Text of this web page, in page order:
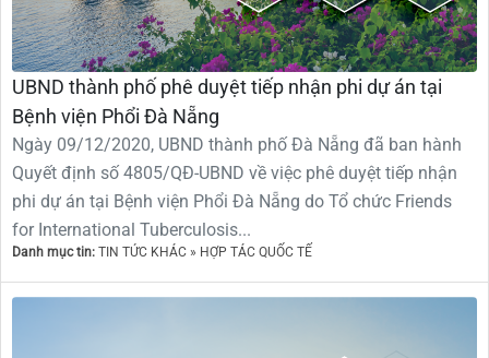
UBND thành phố phê duyệt tiếp nhận phi dự án tại
Bệnh viện Phổi Đà Nẵng
Ngày 09/12/2020, UBND thành phố Đà Nẵng đã ban hành
Quyết định số 4805/QĐ-UBND về việc phê duyệt tiếp nhận
phi dự án tại Bệnh viện Phổi Đà Nẵng do Tổ chức Friends
for International Tuberculosis...
Danh mục tin: TIN TỨC KHÁC » HỢP TÁC QUỐC TẾ